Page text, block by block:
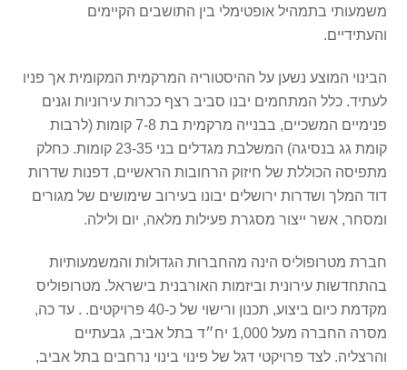
משמעותי בתמהיל אופטימלי בין התושבים הקיימים
והעתידיים.
הבינוי המוצע נשען על ההיסטוריה המרקמית המקומית אך פניו
לעתיד. כלל המתחמים יבנו סביב רצף ככרות עירוניות וגנים
פנימיים המשכיים, בבנייה מרקמית בת 7-8 קומות (לרבות
קומת גג בנסיגה) המשלבת מגדלים בני 23-35 קומות. כחלק
מתפיסה הכוללת של חיזוק הרחובות הראשיים, דפנות שדרות
דוד המלך ושדרות ירושלים יבונו בעירוב שימושים של מגורים
ומסחר, אשר ייצור מסגרת פעילות מלאה, יום ולילה.
חברת מטרופוליס הינה מהחברות הגדולות והמשמעותיות
בהתחדשות עירונית וביזמות האורבנית בישראל. מטרופוליס
מקדמת כיום ביצוע, תכנון ורישוי של כ-40 פרויקטים. . עד כה,
מסרה החברה מעל 1,000 יח״ד בתל אביב, גבעתיים
והרצליה. לצד פרויקטי דגל של פינוי בינוי נרחבים בתל אביב,